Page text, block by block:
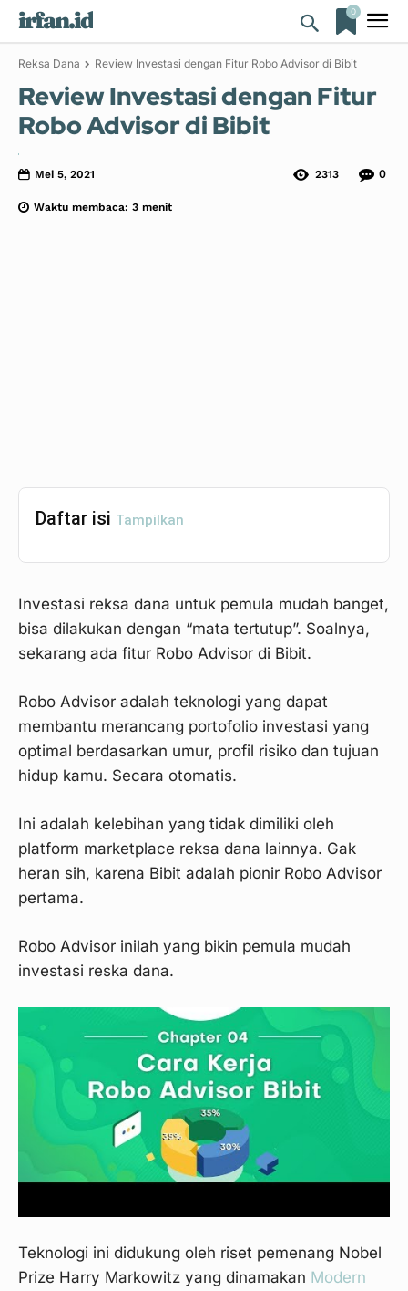
irfan.id 0
Reksa Dana Review Investasi dengan Fitur Robo Advisor di Bibit
Review Investasi dengan Fitur
Robo Advisor di Bibit
Mei 5, 2021
Waktu membaca: 3 menit
0
2313
Daftar isi Tampilkan
Investasi reksa dana untuk pemula mudah banget,
bisa dilakukan dengan “mata tertutup”. Soalnya,
sekarang ada fitur Robo Advisor di Bibit.
Robo Advisor adalah teknologi yang dapat
membantu merancang portofolio investasi yang
optimal berdasarkan umur, profil risiko dan tujuan
hidup kamu. Secara otomatis.
Ini adalah kelebihan yang tidak dimiliki oleh
platform marketplace reksa dana lainnya. Gak
heran sih, karena Bibit adalah pionir Robo Advisor
pertama.
Robo Advisor inilah yang bikin pemula mudah
investasi reska dana.
Teknologi ini didukung oleh riset pemenang Nobel
Prize Harry Markowitz yang dinamakan Modern